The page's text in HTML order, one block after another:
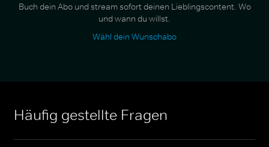
Buch dein Abo und stream sofort deinen Lieblingscontent. Wo
und wann du willst.
Wähl dein Wunschabo
Häufig gestellte Fragen